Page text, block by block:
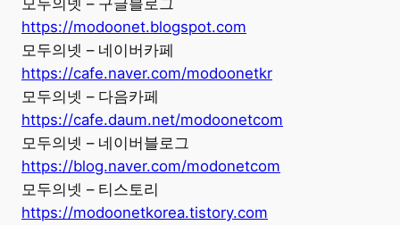
https://modoonet.blogspot.com
모두의넷 – 네이버카페
https://cafe.naver.com/modoonetkr
모두의넷 – 다음카페
https://cafe.daum.net/modoonetcom
모두의넷 – 네이버블로그
https://blog.naver.com/modonetcom
모두의넷 – 티스토리
https://modoonetkorea.tistory.com